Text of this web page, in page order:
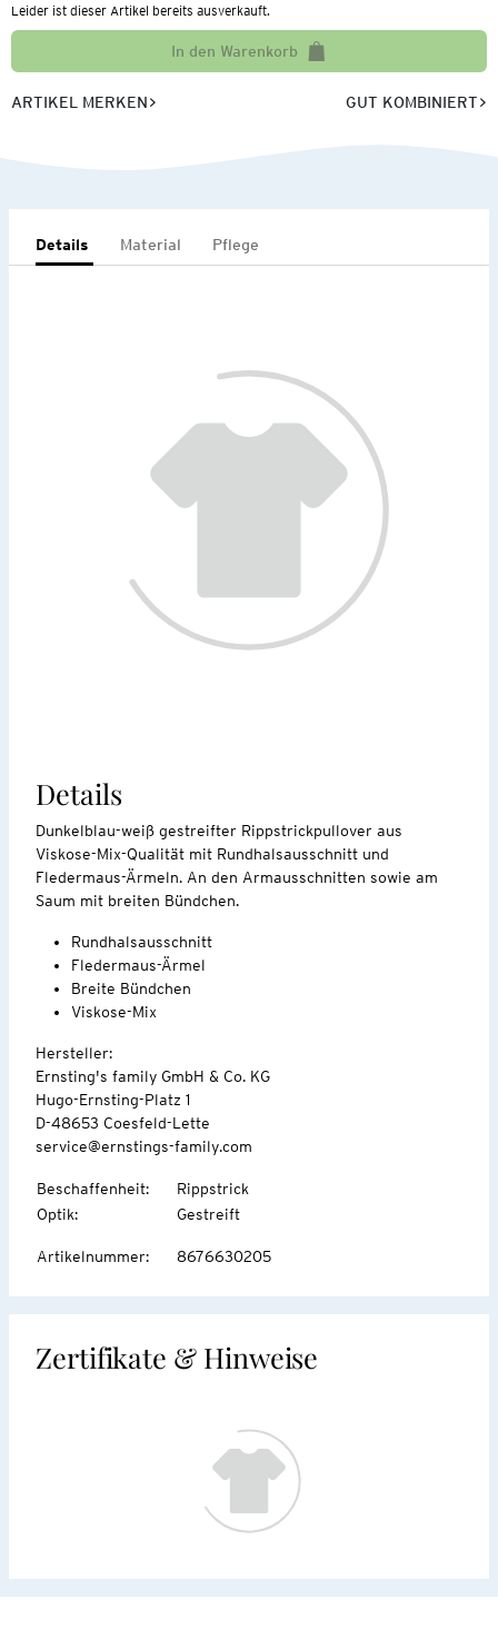
Leider ist dieser Artikel bereits ausverkauft.
In den Warenkorb
ARTIKEL MERKEN GUT KOMBINIERT
Details Material Pflege
Details
Dunkelblau-weiß gestreifter Rippstrickpullover aus
Viskose-Mix-Qualität mit Rundhalsausschnitt und
Fledermaus-Ärmeln. An den Armausschnitten sowie am
Saum mit breiten Bündchen.
Rundhalsausschnitt
Fledermaus-Ärmel
Breite Bündchen
Viskose-Mix
Hersteller:
Ernsting's family GmbH & Co. KG
Hugo-Ernsting-Platz 1
D-48653 Coesfeld-Lette
service@ernstings-family.com
Beschaffenheit:
Rippstrick
Optik: Gestreift
Artikelnummer: 8676630205
Zertifikate & Hinweise